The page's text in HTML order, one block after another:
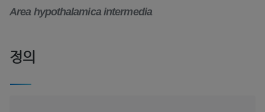
Area hypothalamica intermedia
정의